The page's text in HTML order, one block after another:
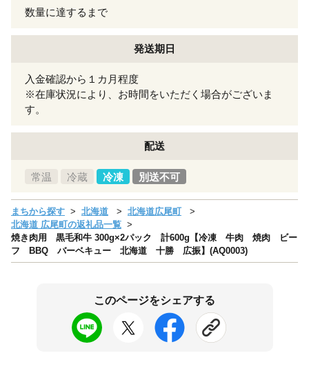
数量に達するまで
発送期日
入金確認から１カ月程度
※在庫状況により、お時間をいただく場合がございま
す。
配送
常温 冷蔵 冷凍 別送不可
まちから探す 北海道
北海道広尾町
北海道 広尾町の返礼品一覧
焼き肉用 黒毛和牛 300g×2パック 計600g【冷凍 牛肉 焼肉 ビー
フ BBQ バーベキュー 北海道 十勝 広振】(AQ0003)
このページをシェアする